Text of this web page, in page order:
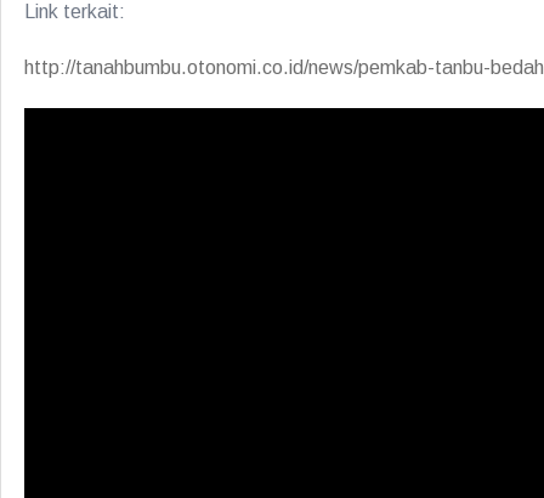
Link terkait:
http://tanahbumbu.otonomi.co.id/news/pemkab-tanbu-